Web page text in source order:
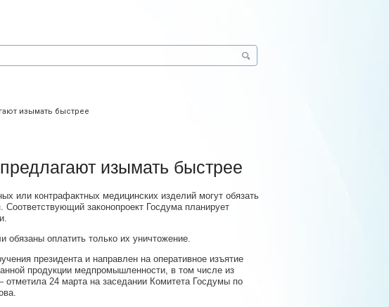
изымать быстрее
изымать быстрее
или контрафактных медицинских изделий могут обязать
законопроект Госдума планирует
оплатить только их уничтожение.
президента и направлен на оперативное изъятие
продукции медпромышленности, в том числе из
24 марта на заседании Комитета Госдумы по